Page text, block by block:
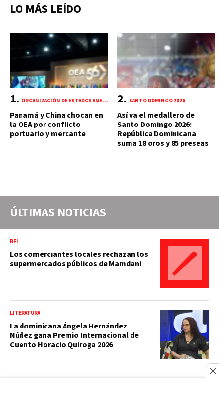
LO MÁS LEÍDO
ORGANIZACIÓN DE ESTADOS AMERICANOS (OEA)
Panamá y China chocan en
la OEA por conflicto
portuario y mercante
SANTO DOMINGO 2026
Así va el medallero de
Santo Domingo 2026:
República Dominicana
suma 18 oros y 85 preseas
ÚLTIMAS NOTICIAS
RFI
Los comerciantes locales rechazan los
supermercados públicos de Mamdani
LITERATURA
La dominicana Ángela Hernández
Núñez gana Premio Internacional de
Cuento Horacio Quiroga 2026